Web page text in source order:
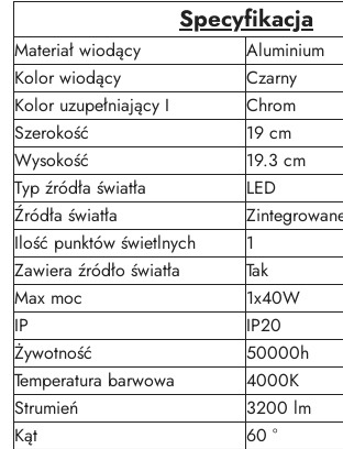
Specyfikacja
Materiał wiodący
Aluminium
Kolor wiodący
Czarny
Kolor uzupełniający I
Chrom
Szerokość
19 cm
Wysokość
19.3 cm
Typ źródła światła
LED
Źródła światła
Ilość punktów świetlnych
1
Zawiera źródło światła
Tak
Max moc
1x40W
IP
IP20
Żywotność
50000h
Temperatura barwowa
4000K
Strumień
3200 lm
Kąt
60 °